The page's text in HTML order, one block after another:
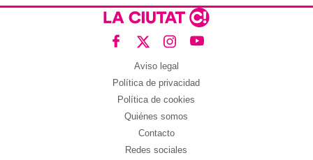
Aviso legal
Política de privacidad
Política de cookies
Quiénes somos
Contacto
Redes sociales